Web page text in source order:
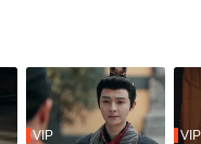
VIP VIP